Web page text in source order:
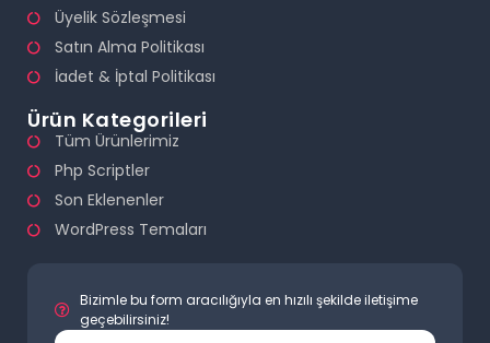
Üyelik Sözleşmesi
Satın Alma Politikası
İadet & İptal Politikası
Ürün Kategorileri
Tüm Ürünlerimiz
Php Scriptler
Son Eklenenler
WordPress Temaları
Bizimle bu form aracılığıyla en hızılı şekilde iletişime
geçebilirsiniz!